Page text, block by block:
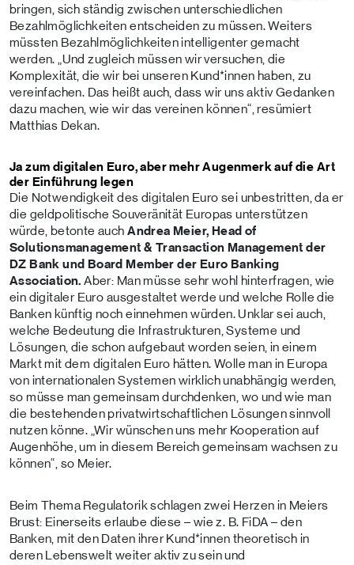
bringen, sich ständig zwischen unterschiedlichen
Bezahlmöglichkeiten entscheiden zu müssen. Weiters
müssten Bezahlmöglichkeiten intelligenter gemacht
werden. „Und zugleich müssen wir versuchen, die
Komplexität, die wir bei unseren Kund*innen haben, zu
vereinfachen. Das heißt auch, dass wir uns aktiv Gedanken
dazu machen, wie wir das vereinen können“, resümiert
Matthias Dekan.
Ja zum digitalen Euro, aber mehr Augenmerk auf die Art
der Einführung legen
Die Notwendigkeit des digitalen Euro sei unbestritten, da er
die geldpolitische Souveränität Europas unterstützen
würde, betonte auchAndrea Meier, Head of
Solutionsmanagement & Transaction Management der
DZ Bank und Board Member der Euro Banking
Association. Aber: Man müsse sehr wohl hinterfragen, wie
ein digitaler Euro ausgestaltet werde und welche Rolle die
Banken künftig noch einnehmen würden. Unklar sei auch,
welche Bedeutung die Infrastrukturen, Systeme und
Lösungen, die schon aufgebaut worden seien, in einem
Markt mit dem digitalen Euro hätten. Wolle man in Europa
von internationalen Systemen wirklich unabhängig werden,
so müsse man gemeinsam durchdenken, wo und wie man
die bestehenden privatwirtschaftlichen Lösungen sinnvoll
nutzen könne. „Wir wünschen uns mehr Kooperation auf
Augenhöhe, um in diesem Bereich gemeinsam wachsen zu
können“, so Meier.
Beim Thema Regulatorik schlagen zwei Herzen in Meiers
Brust: Einerseits erlaube diese – wie z. B. FiDA – den
Banken, mit den Daten ihrer Kund*innen theoretisch in
deren Lebenswelt weiter aktiv zu sein und